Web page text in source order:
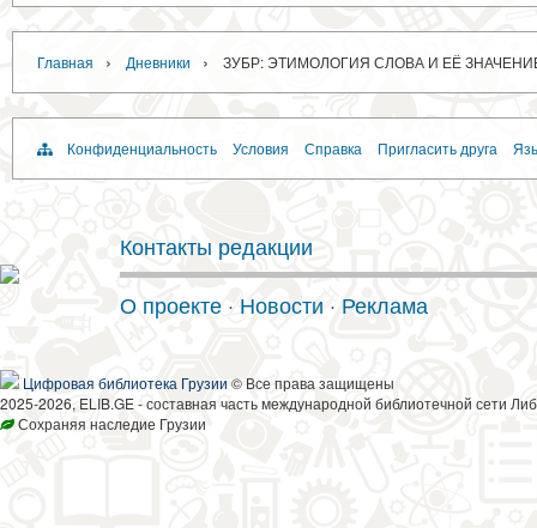
Главная › Дневники › ЗУБР: ЭТИМОЛОГИЯ СЛОВА И ЕЁ
Конфиденциальность Условия Справка Пригласить друга
Контакты редакции
О проекте · Новости · Реклама
Цифровая библиотека Грузии © Все права защищены
2025-2026, ELIB.GE - составная часть международной библиотечной сети
Сохраняя наследие Грузии